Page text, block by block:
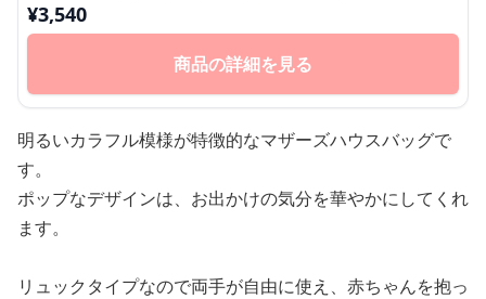
¥3,540
商品の詳細を見る
明るいカラフル模様が特徴的なマザーズハウスバッグで
す。
ポップなデザインは、お出かけの気分を華やかにしてくれ
ます。
リュックタイプなので両手が自由に使え、赤ちゃんを抱っ